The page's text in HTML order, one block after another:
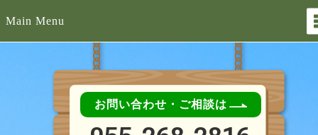
Main Menu
お問い合わせ・ご相談は